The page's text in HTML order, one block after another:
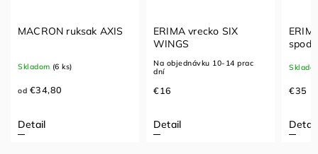
MACRON ruksak AXIS
Skladom (6 ks)
od €34,80
Detail
ERIMA vrecko SIX
WINGS
Na objednávku 10-14 prac
dní
€16
Detail
€35
Detail